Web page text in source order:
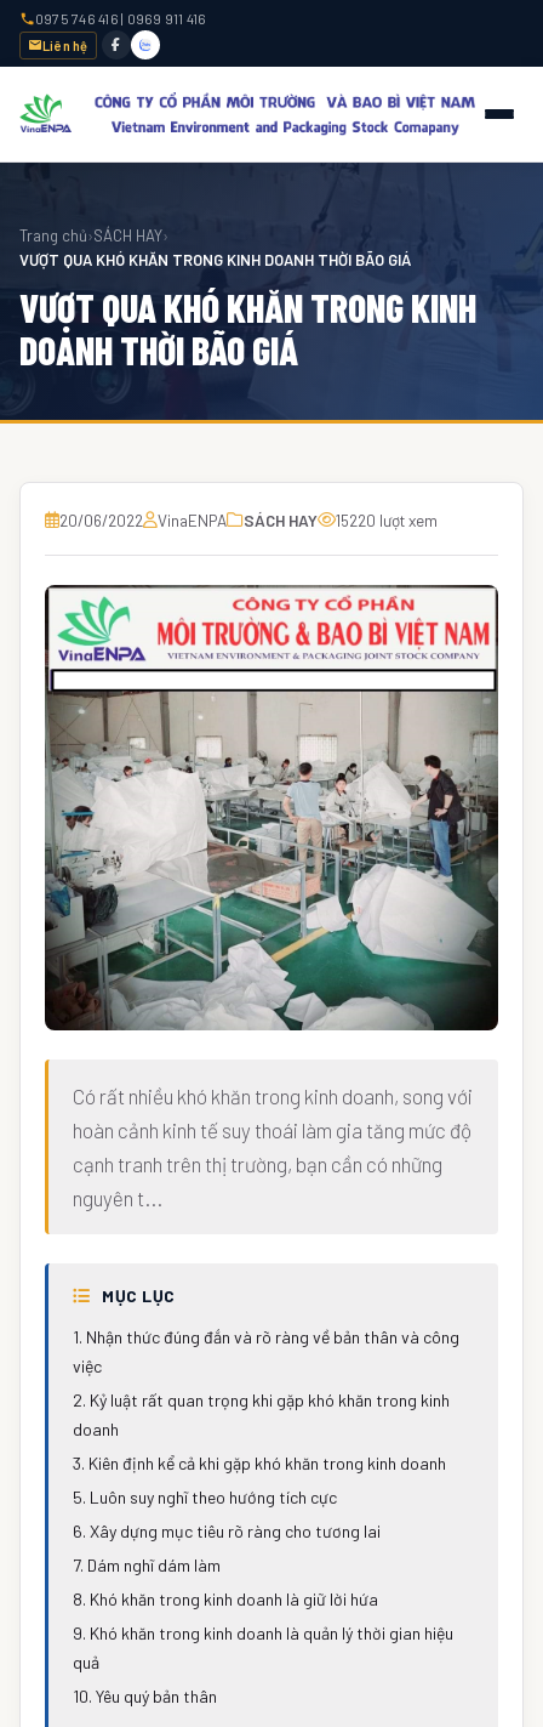
0975 746 416 | 0969 911 416
Liên hệ
Trang chủ›SÁCH HAY›
VƯỢT QUA KHÓ KHĂN TRONG KINH DOANH THỜI BÃO GIÁ
VƯỢT QUA KHÓ KHĂN TRONG KINH
DOANH THỜI BÃO GIÁ
20/06/2022 VinaENPA SÁCH HAY 15220 lượt xem
Có rất nhiều khó khăn trong kinh doanh, song với
hoàn cảnh kinh tế suy thoái làm gia tăng mức độ
cạnh tranh trên thị trường, bạn cần có những
nguyên t...
MỤC LỤC
1. Nhận thức đúng đắn và rõ ràng về bản thân và công
việc
2. Kỷ luật rất quan trọng khi gặp khó khăn trong kinh
doanh
3. Kiên định kể cả khi gặp khó khăn trong kinh doanh
5. Luôn suy nghĩ theo hướng tích cực
6. Xây dựng mục tiêu rõ ràng cho tương lai
7. Dám nghĩ dám làm
8. Khó khăn trong kinh doanh là giữ lời hứa
9. Khó khăn trong kinh doanh là quản lý thời gian hiệu
quả
10. Yêu quý bản thân